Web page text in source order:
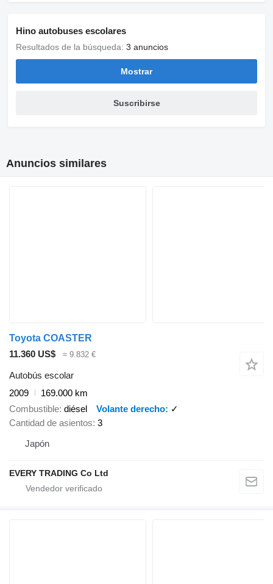
Hino autobuses escolares
Resultados de la búsqueda: 3 anuncios
Mostrar
Suscribirse
Anuncios similares
Toyota COASTER
11.360 US$
≈ 9.832 €
Autobús escolar
2009
169.000 km
Combustible diésel Volante derecho
✓
Cantidad de asientos 3
Japón
EVERY TRADING Co Ltd